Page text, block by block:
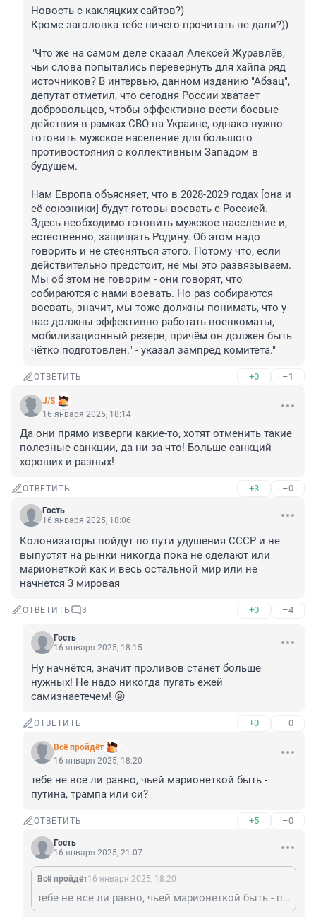
Новость с какляцких сайтов?)
Кроме заголовка тебе ничего прочитать не дали?))
"Что же на самом деле сказал Алексей Журавлёв,
чьи слова попытались перевернуть для хайпа ряд
источников? В интервью, данном изданию "Абзац",
депутат отметил, что сегодня России хватает
добровольцев, чтобы эффективно вести боевые
действия в рамках СВО на Украине, однако нужно
готовить мужское население для большого
противостояния с коллективным Западом в
будущем.
Нам Европа объясняет, что в 2028-2029 годах [она и
её союзники] будут готовы воевать с Россией.
Здесь необходимо готовить мужское население и,
естественно, защищать Родину. Об этом надо
говорить и не стесняться этого. Потому что, если
действительно предстоит, не мы это развязываем.
Мы об этом не говорим - они говорят, что
собираются с нами воевать. Но раз собираются
воевать, значит, мы тоже должны понимать, что у
нас должны эффективно работать военкоматы,
мобилизационный резерв, причём он должен быть
чётко подготовлен." - указал зампред комитета."
ОТВЕТИТЬ +0 –1
J/S
16 января 2025, 18:14
Да они прямо изверги какие-то, хотят отменить такие
полезные санкции, да ни за что! Больше санкций
хороших и разных!
ОТВЕТИТЬ +3 –0
Гость
16 января 2025, 18:06
Колонизаторы пойдут по пути удушения СССР и не
выпустят на рынки никогда пока не сделают или
марионеткой как и весь остальной мир или не
начнется 3 мировая
ОТВЕТИТЬ 3 +0 –4
Гость
16 января 2025, 18:15
Ну начнётся, значит проливов станет больше
нужных! Не надо никогда пугать ежей
самизнаетечем! 😝
ОТВЕТИТЬ +0 –0
Всё пройдёт
16 января 2025, 18:20
тебе не все ли равно, чьей марионеткой быть -
путина, трампа или си?
ОТВЕТИТЬ +5 –0
Гость
16 января 2025, 21:07
Всё пройдёт16 января 2025, 18:20
тебе не все ли равно, чьей марионеткой быть - путина, трампа или си?